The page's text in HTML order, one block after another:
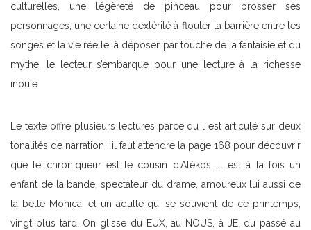
culturelles, une légèreté de pinceau pour brosser ses
personnages, une certaine dextérité à flouter la barrière entre les
songes et la vie réelle, à déposer par touche de la fantaisie et du
mythe, le lecteur s’embarque pour une lecture à la richesse
inouïe.
Le texte offre plusieurs lectures parce qu’il est articulé sur deux
tonalités de narration : il faut attendre la page 168 pour découvrir
que le chroniqueur est le cousin d’Alékos. Il est à la fois un
enfant de la bande, spectateur du drame, amoureux lui aussi de
la belle Monica, et un adulte qui se souvient de ce printemps,
vingt plus tard. On glisse du EUX, au NOUS, à JE, du passé au